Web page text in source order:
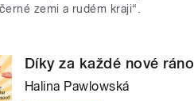
zemi a rudém kraji“.
Díky za každé nové ráno
Halina Pawlowská